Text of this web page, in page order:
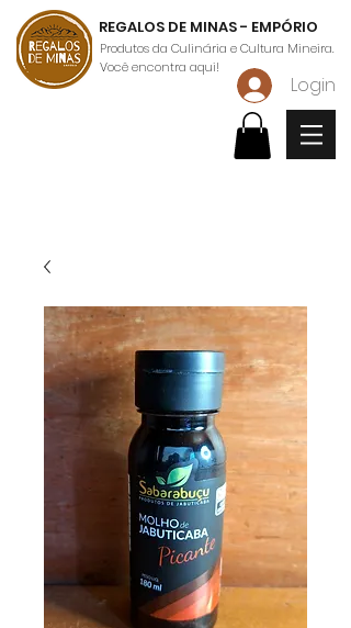
REGALOS DE MINAS - EMPÓRIO
Produtos da Culinária e Cultura Mineira.
Você encontra aqui!
Login